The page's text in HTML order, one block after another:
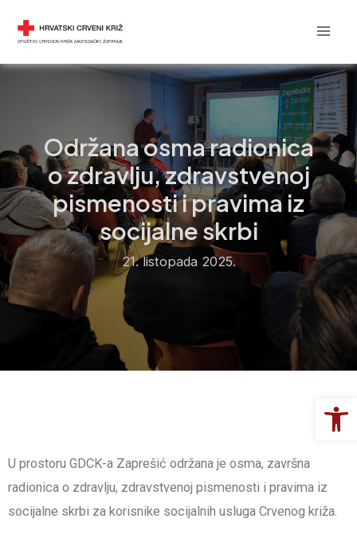
Održana osma radionica
o zdravlju, zdravstvenoj
pismenosti i pravima iz
socijalne skrbi
21. listopada 2025.
U prostoru GDCK-a Zaprešić održana je osma, završna
radionica o zdravlju, zdravstvenoj pismenosti i pravima iz
socijalne skrbi za korisnike socijalnih usluga Crvenog križa.
navigation